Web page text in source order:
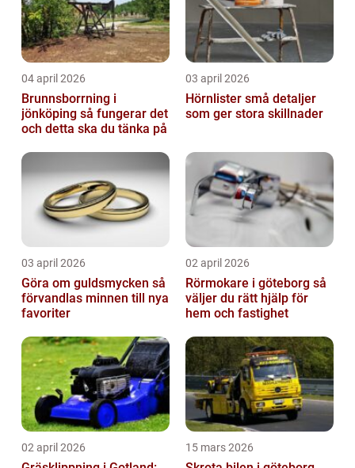
04 april 2026
Brunnsborrning i
jönköping så fungerar det
och detta ska du tänka på
03 april 2026
Hörnlister små detaljer
som ger stora skillnader
03 april 2026
Göra om guldsmycken så
förvandlas minnen till nya
favoriter
02 april 2026
Rörmokare i göteborg så
väljer du rätt hjälp för
hem och fastighet
02 april 2026 15 mars 2026